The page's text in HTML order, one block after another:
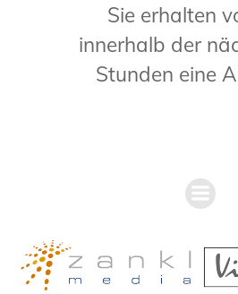
Sie erhalten
innerhalb der
Stunden eine